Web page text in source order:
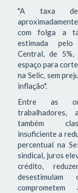
"A taxa
com folga a
estimada
Central, de 5%,
espaço para
na Selic, sem
inflação".
Entre as
trabalhadores,
também
insuficiente a
percentual na
sindical, juros
crédito,